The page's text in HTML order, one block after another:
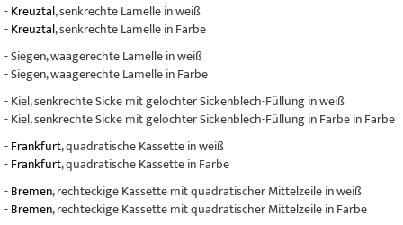
-Kreuztal, senkrechte Lamelle in weiß
-Kreuztal, senkrechte Lamelle in Farbe
- Siegen, waagerechte Lamelle in weiß
- Siegen, waagerechte Lamelle in Farbe
- Kiel, senkrechte Sicke mit gelochter Sickenblech-Füllung in weiß
- Kiel, senkrechte Sicke mit gelochter Sickenblech-Füllung in Farbe in Farbe
-Frankfurt, quadratische Kassette in weiß
-Frankfurt, quadratische Kassette in Farbe
-Bremen, rechteckige Kassette mit quadratischer Mittelzeile in weiß
-Bremen, rechteckige Kassette mit quadratischer Mittelzeile in Farbe